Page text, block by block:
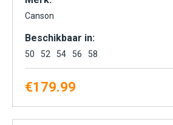
Canson
Beschikbaar in:
50 52 54 56 58
€179.99